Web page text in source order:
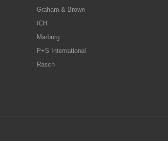
Graham & Brown
ICH
Marburg
P+S International
Rasch